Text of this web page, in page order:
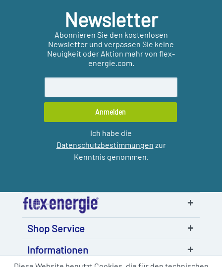
Newsletter
Abonnieren Sie den kostenlosen
Newsletter und verpassen Sie keine
Neuigkeit oder Aktion mehr von flex-
energie.com.
Anmelden
Ich habe die
Datenschutzbestimmungen zur
Kenntnis genommen.
Shop Service
Informationen